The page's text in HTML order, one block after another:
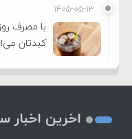
۱۴۰۵-۰۵-۱۳
با مصرف
کبدتان
اخرین اخبار